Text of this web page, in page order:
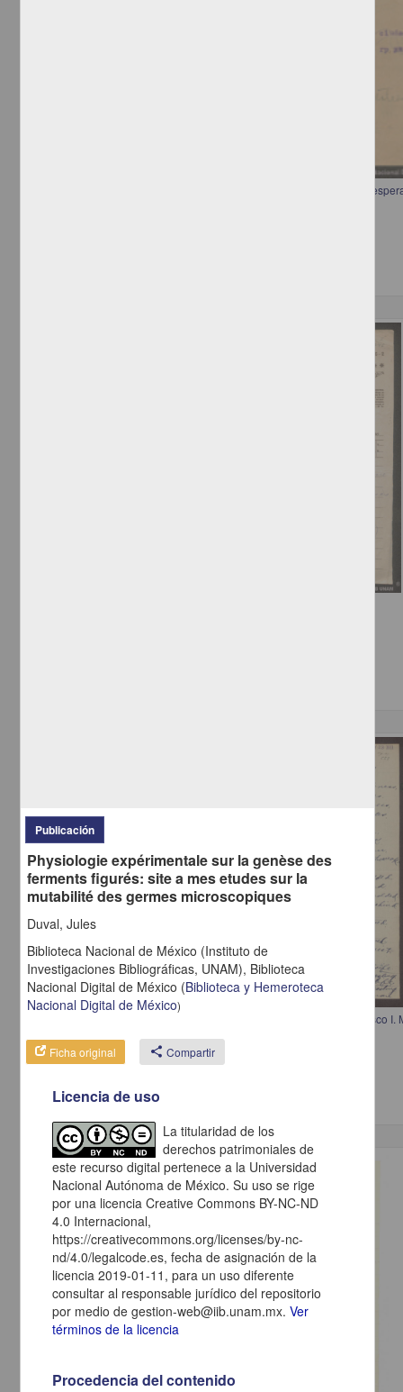
Telegrama de Alberto Madero a Francisco I. Madero informando que
Carta de Eduardo Lorenzo Grossman, dedicando un poema a Francisco I.
Grossman, Eduardo Lorenzo
[sin fecha]
Multidisciplina
Correspondencia postal
Publicación
Physiologie expérimentale sur la genèse des
ferments figurés: site a mes etudes sur la
mutabilité des germes microscopiques
Duval, Jules
Biblioteca Nacional de México (Instituto de
Investigaciones Bibliográficas, UNAM), Biblioteca
Nacional Digital de México (Biblioteca y Hemeroteca
Nacional Digital de México)
Ficha original share Compartir
Licencia de uso
La titularidad de los
derechos patrimoniales de
este recurso digital pertenece a la Universidad
Nacional Autónoma de México. Su uso se rige
por una licencia Creative Commons BY-NC-ND
4.0 Internacional,
https://creativecommons.org/licenses/by-nc-
nd/4.0/legalcode.es, fecha de asignación de la
licencia 2019-01-11, para un uso diferente
consultar al responsable jurídico del repositorio
por medio de gestion-web@iib.unam.mx.Ver
términos de la licencia
Procedencia del contenido